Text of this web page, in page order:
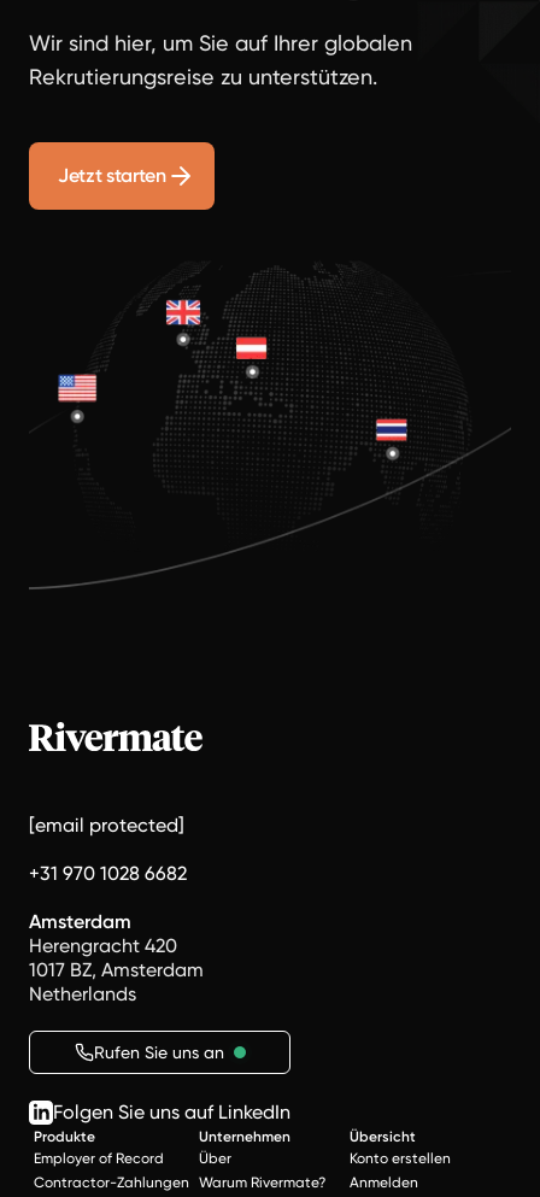
Wir sind hier, um Sie auf Ihrer globalen
Rekrutierungsreise zu unterstützen.
Jetzt starten
[email protected]
+31 970 1028 6682
Amsterdam
Herengracht 420
1017 BZ, Amsterdam
Netherlands
Rufen Sie uns an
Folgen Sie uns auf LinkedIn
Produkte
Employer of Record
Contractor-Zahlungen
Unternehmen
Über
Warum Rivermate?
Übersicht
Konto erstellen
Anmelden